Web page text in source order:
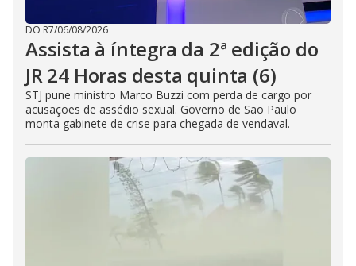
DO R7/06/08/2026
Assista à íntegra da 2ª edição do
JR 24 Horas desta quinta (6)
STJ pune ministro Marco Buzzi com perda de cargo por
acusações de assédio sexual. Governo de São Paulo
monta gabinete de crise para chegada de vendaval.